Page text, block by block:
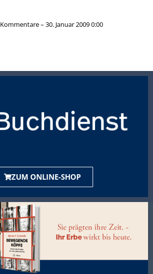
Kommentare – 30. Januar 2009 0:00
ZUM ONLINE-SHOP